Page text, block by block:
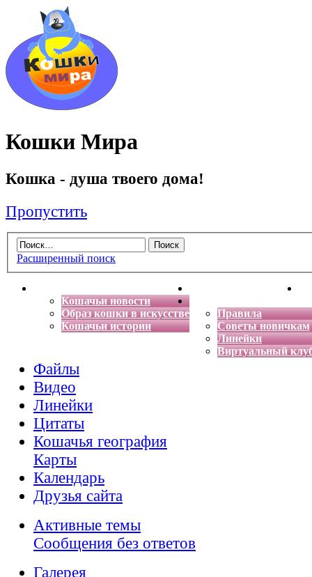
Кошки Мира
Кошка - душа твоего дома!
Пропустить
Расширенный поиск
Кошачьи новости
Образ кошки в искусстве
Кошачьи истории
Энциклопедия кошек
Правила
Советы новичкам
Линейки
Виртуальный
Файлы
Видео
Линейки
Цитаты
Кошачья география
Карты
Календарь
Друзья сайта
Активные темы
Сообщения без ответов
Галерея